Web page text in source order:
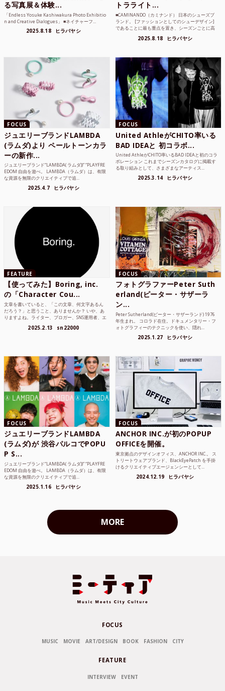
る写真展＆体験...
「Endless Yosuke Kashiwakura Photo Exhibitio
n and Creative Dialogues」 ■ネイチャーフ...
2025.8.18 ヒラバヤシ
トラライト...
■CAMINANDO（カミナンド） 日本のシューズブ
ランド。 [ファッションとしてのシューデザイン]
であることに最も重点を置き、シーズンごとに高
2025.8.18 ヒラバヤシ
FOCUS
ジュエリーブランドLAMBDA
(ラムダ)より ペールトーンカラ
ーの新作...
ジュエリーブランド“LAMBDA( ラムダ))” “PLAYFRE
EDOM 自由を遊べ。 LAMBDA（ラムダ）は、有限
な資源を無限のクリエイティブで追...
2025.4.7 ヒラバヤシ
FOCUS
United AthleがCHITO率いる
BAD IDEAと 初コラボ...
United AthleがCHITO率いるBAD IDEAと初のコラ
ボレーション これまでシーズンカタログに掲載す
る取り組みとして、さまざまなアーティス...
2025.3.14 ヒラバヤシ
FEATURE
【使ってみた】Boring, inc.
の「Character Cou...
文章を書いていると、「この文章、何文字あるん
だろう？」と思うこと、ありませんか？ いや、あ
りますよね。ライター、ブロガー、SNS運用者、エ
2025.2.13 sn22000
FOCUS
フォトグラファーPeter Suth
erland(ピーター・サザーラ
ン...
Peter Sutherland(ピーター・サザーランド) 1976
年生まれ。 コロラド在住。ドキュメンタリー・フ
ォトグラフィーのテクニックを使い、隠れ...
2025.1.27 ヒラバヤシ
FOCUS
ジュエリーブランドLAMBDA
(ラムダ)が 渋谷パルコでPOPU
P S...
ジュエリーブランド“LAMBDA( ラムダ))” “PLAYFRE
EDOM 自由を遊べ。 LAMBDA（ラムダ）は、有限
な資源を無限のクリエイティブで追...
2025.1.16 ヒラバヤシ
FOCUS
ANCHOR INC.が初のPOPUP
OFFICEを開催。
東京拠点のデザインオフィス、ANCHOR INC.。 ス
トリートウェアブランド、BlackEyePatch を手掛
けるクリエイティブエージェンシーとして...
2024.12.19 ヒラバヤシ
MORE
FOCUS
MUSIC MOVIE ART/DESIGN BOOK FASHION CITY
FEATURE
INTERVIEW EVENT